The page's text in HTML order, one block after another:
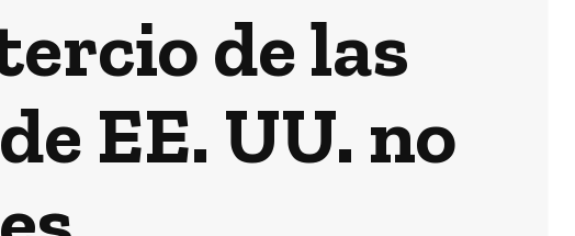
de las
EE. UU. no